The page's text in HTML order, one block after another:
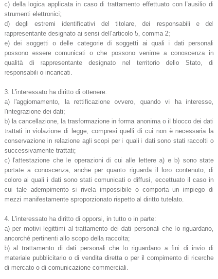
c) della logica applicata in caso di trattamento effettuato con l’ausilio di
strumenti elettronici;
d) degli estremi identificativi del titolare, dei responsabili e del
rappresentante designato ai sensi dell’articolo 5, comma 2;
e) dei soggetti o delle categorie di soggetti ai quali i dati personali
possono essere comunicati o che possono venirne a conoscenza in
qualità di rappresentante designato nel territorio dello Stato, di
responsabili o incaricati.
3. L’interessato ha diritto di ottenere:
a) l'aggiornamento, la rettificazione ovvero, quando vi ha interesse,
l'integrazione dei dati;
b) la cancellazione, la trasformazione in forma anonima o il blocco dei dati
trattati in violazione di legge, compresi quelli di cui non è necessaria la
conservazione in relazione agli scopi per i quali i dati sono stati raccolti o
successivamente trattati;
c) l'attestazione che le operazioni di cui alle lettere a) e b) sono state
portate a conoscenza, anche per quanto riguarda il loro contenuto, di
coloro ai quali i dati sono stati comunicati o diffusi, eccettuato il caso in
cui tale adempimento si rivela impossibile o comporta un impiego di
mezzi manifestamente sproporzionato rispetto al diritto tutelato.
4. L’interessato ha diritto di opporsi, in tutto o in parte:
a) per motivi legittimi al trattamento dei dati personali che lo riguardano,
ancorché pertinenti allo scopo della raccolta;
b) al trattamento di dati personali che lo riguardano a fini di invio di
materiale pubblicitario o di vendita diretta o per il compimento di ricerche
di mercato o di comunicazione commerciali.